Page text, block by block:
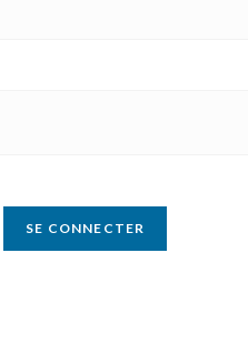
SE CONNECTER